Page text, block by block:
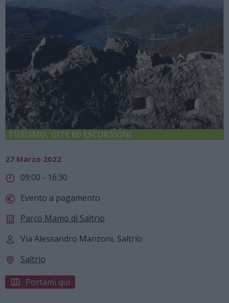
TURISMO, GITE ED ESCURSIONI
27 Marzo 2022
09:00 - 16:30
Evento a pagamento
Parco Mamo di Saltrio
Via Alessandro Manzoni, Saltrio
Saltrio
Portami qui